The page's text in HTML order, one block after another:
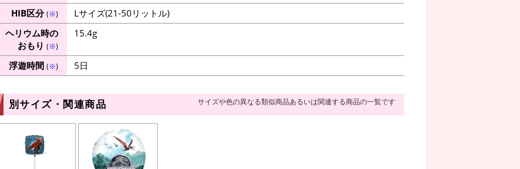
HIB区分(※)
Lサイズ(21-50リットル)
ヘリウム時の
おもり (※)
15.4g
浮遊時間 (※) 5日
別サイズ・関連商品 サイズや色の異なる類似商品あるいは関連する商品の一覧です